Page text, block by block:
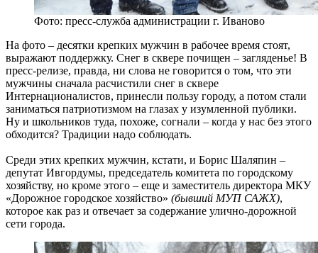
Фото: пресс-служба администрации г. Иваново
На фото – десятки крепких мужчин в рабочее время стоят,
выражают поддержку. Снег в сквере почищен – загляденье! В
пресс-релизе, правда, ни слова не говорится о том, что эти
мужчины сначала расчистили снег в сквере
Интернационалистов, принесли пользу городу, а потом стали
заниматься патриотизмом на глазах у изумленной публики.
Ну и школьников туда, похоже, согнали – когда у нас без этого
обходится? Традиции надо соблюдать.
Среди этих крепких мужчин, кстати, и Борис Шаляпин –
депутат Ивгордумы, председатель комитета по городскому
хозяйству, но кроме этого – еще и заместитель директора МКУ
«Дорожное городское хозяйство» (бывший МУП САЖХ),
которое как раз и отвечает за содержание улично-дорожной
сети города.